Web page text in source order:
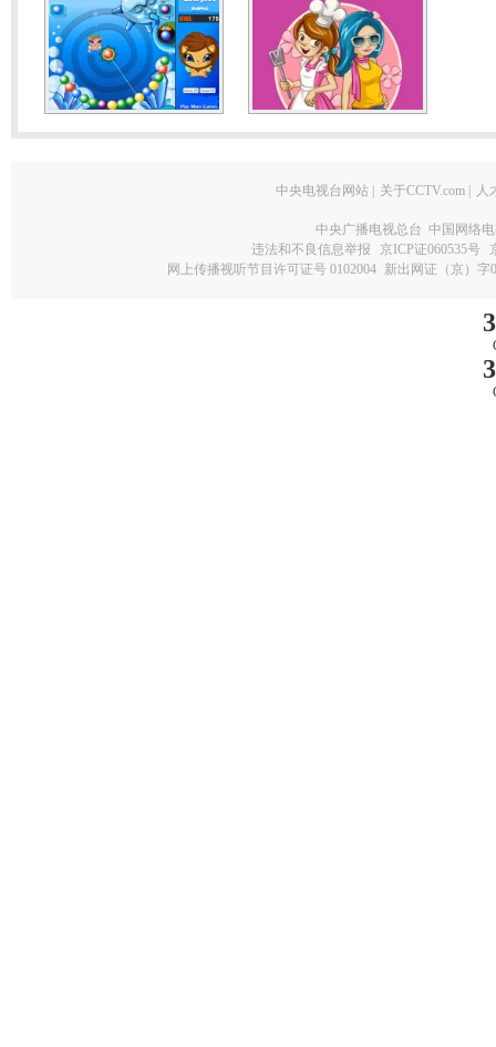
中央电视台网站 关于CCTV.com 人
中央广播电视总台 中国网络
违法和不良信息举报
京ICP证060535号
网上传播视听节目许可证号 0102004 新出网证（京）